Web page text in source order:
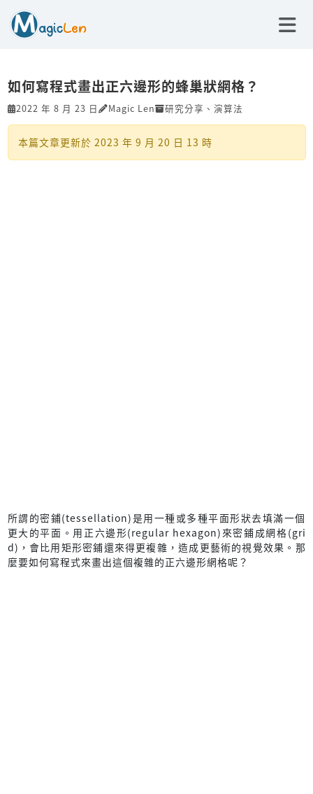
如何寫程式畫出正六邊形的蜂巢狀網格？
2022 年 8 月 23 日 Magic Len 研究分享 、 演算法
本篇文章更新於 2023 年 9 月 20 日 13 時
所謂的密鋪(tessellation)是用一種或多種平面形狀去填滿一個
更大的平面。用正六邊形(regular hexagon)來密鋪成網格(gri
d)，會比用矩形密鋪還來得更複雜，造成更藝術的視覺效果。那
麼要如何寫程式來畫出這個複雜的正六邊形網格呢？